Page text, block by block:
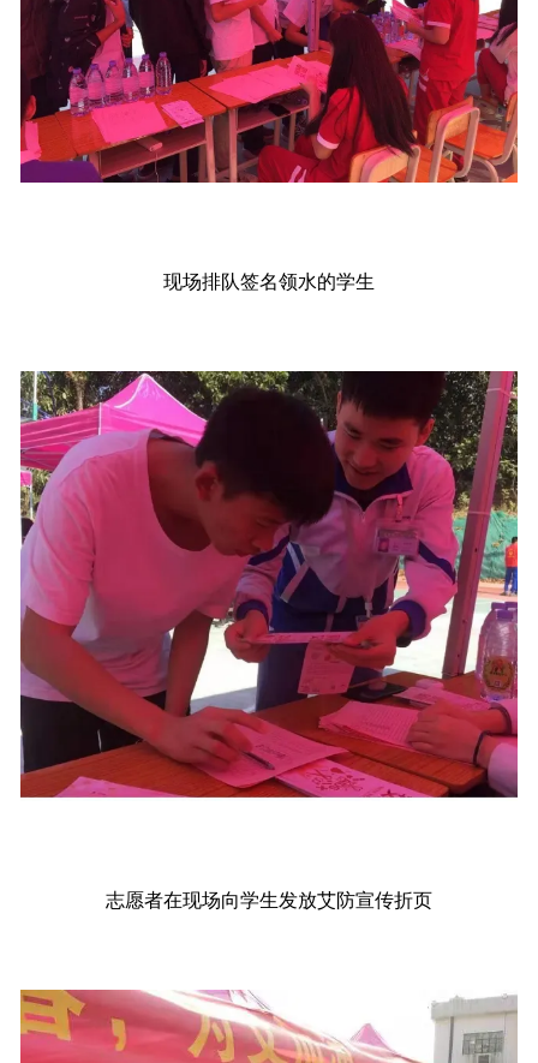
现场排队签名领水的学生
志愿者在现场向学生发放艾防宣传折页